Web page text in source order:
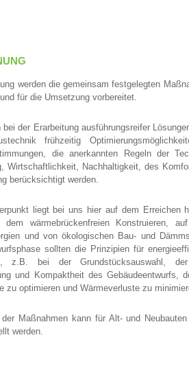
werden die gemeinsam festgelegten
für die Umsetzung vorbereitet.
der Erarbeitung ausführungsreifer
frühzeitig
die anerkannten Regeln der
Wirtschaftlichkeit, Nachhaltigkeit, des
berücksichtigt werden.
liegt bei uns hier auf dem Erreichen
dem wärmebrückenfreien Konstruieren,
und von ökologischen Bau- und
sollten die Prinzipien für
z.B. bei der Grundstücksauswahl, der
und Kompaktheit des Gebäudeentwurfs,
zu optimieren und Wärmeverluste zu
Maßnahmen kann für Alt- und
werden.